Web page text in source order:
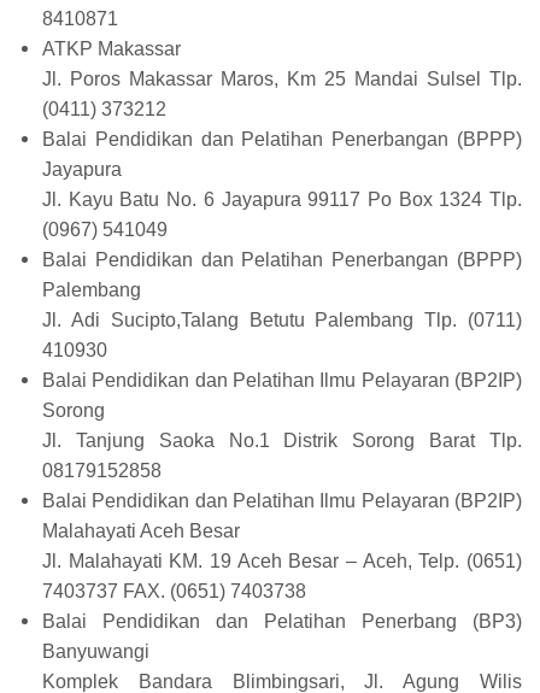
8410871
ATKP Makassar
Jl. Poros Makassar Maros, Km 25 Mandai Sulsel Tlp.
(0411) 373212
Balai Pendidikan dan Pelatihan Penerbangan (BPPP)
Jayapura
Jl. Kayu Batu No. 6 Jayapura 99117 Po Box 1324 Tlp.
(0967) 541049
Balai Pendidikan dan Pelatihan Penerbangan (BPPP)
Palembang
Jl. Adi Sucipto,Talang Betutu Palembang Tlp. (0711)
410930
Balai Pendidikan dan Pelatihan Ilmu Pelayaran (BP2IP)
Sorong
Jl. Tanjung Saoka No.1 Distrik Sorong Barat Tlp.
08179152858
Balai Pendidikan dan Pelatihan Ilmu Pelayaran (BP2IP)
Malahayati Aceh Besar
Jl. Malahayati KM. 19 Aceh Besar – Aceh, Telp. (0651)
7403737 FAX. (0651) 7403738
Balai Pendidikan dan Pelatihan Penerbang (BP3)
Banyuwangi
Komplek Bandara Blimbingsari, Jl. Agung Wilis